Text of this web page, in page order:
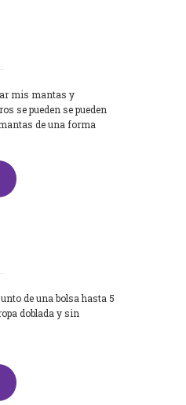
mis mantas y
se pueden se pueden
de una forma
de una bolsa hasta 5
doblada y sin